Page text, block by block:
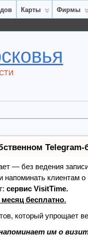
Карты Фирмы
Telegram-
— без ведения
напоминать клиентам
сервис VisitTime.
бесплатно.
который упрощает
им о